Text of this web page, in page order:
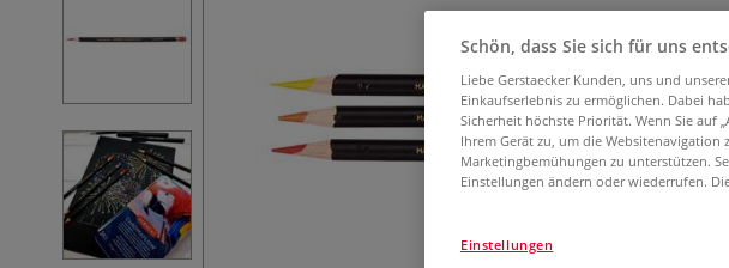
Schön, dass Sie sich für uns
Liebe Gerstaecker Kunden, uns und
Einkaufserlebnis zu ermöglichen. Dabei
Sicherheit höchste Priorität. Wenn Sie auf
Ihrem Gerät zu, um die
Marketingbemühungen zu unterstützen.
Einstellungen ändern oder wiederrufen.
Einstellungen